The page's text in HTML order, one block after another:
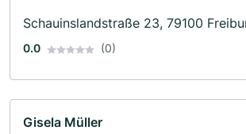
Schauinslandstraße 23, 79100
0.0 (0)
Gisela Müller